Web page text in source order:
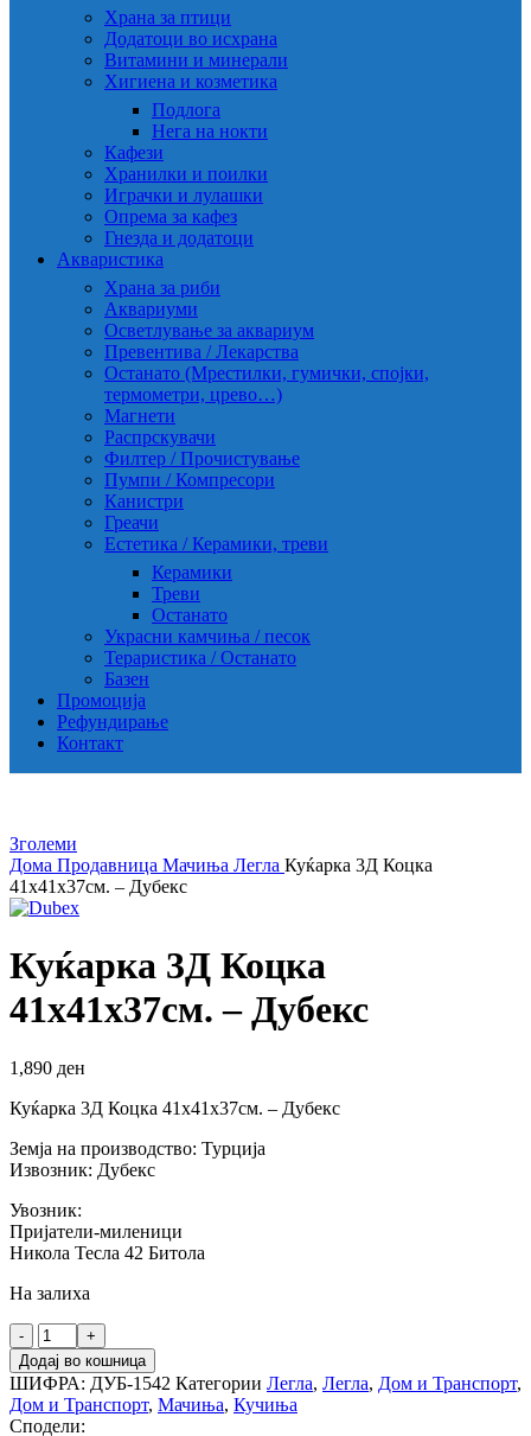
Храна за птици
Додатоци во исхрана
Витамини и минерали
Хигиена и козметика
Подлога
Нега на нокти
Кафези
Хранилки и поилки
Играчки и лулашки
Опрема за кафез
Гнезда и додатоци
Акваристика
Храна за риби
Аквариуми
Осветлување за аквариум
Превентива / Лекарства
Останато (Мрестилки, гумички, спојки,
термометри, црево…)
Магнети
Распрскувачи
Филтер / Прочистување
Пумпи / Компресори
Канистри
Греачи
Естетика / Керамики, треви
Керамики
Треви
Останато
Украсни камчиња / песок
Тераристика / Останато
Базен
Промоција
Рефундирање
Контакт
Зголеми
Дома Продавница Мачиња Легла Куќарка 3Д Коцка
41х41х37см. – Дубекс
Куќарка 3Д Коцка
41х41х37см. – Дубекс
1,890 ден
Куќарка 3Д Коцка 41х41х37см. – Дубекс
Земја на производство: Турција
Извозник: Дубекс
Увозник:
Пријатели-миленици
Никола Тесла 42 Битола
На залиха
Куќарка
3Д
Коцка
41х41х37см.
-
Додај во кошница
ШИФРА: ДУБ-1542 Категории Легла, Легла, Дом и Транспорт,
Дом и Транспорт, Мачиња, Кучиња
Сподели: